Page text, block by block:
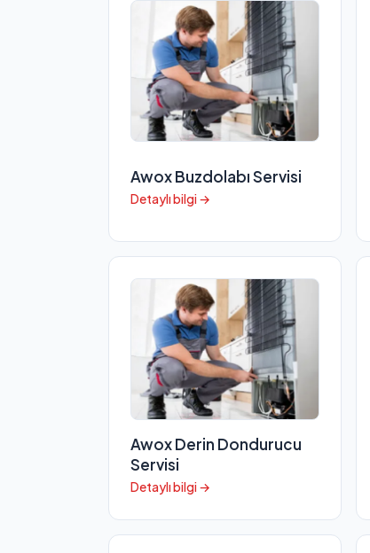
Awox Buzdolabı Servisi
Detaylı bilgi →
Awox Derin Dondurucu
Servisi
Detaylı bilgi →